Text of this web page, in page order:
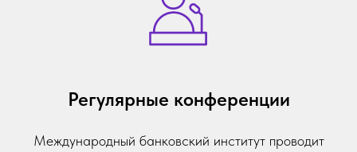
Регулярные конференции
Международный банковский институт проводит